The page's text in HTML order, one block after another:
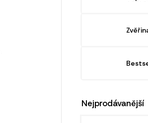
Nejprodávanější